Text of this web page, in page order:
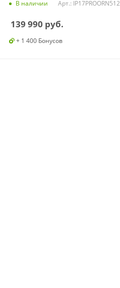
В наличии Арт.: IP17PROORN512
139 990 руб.
+ 1 400 Бонусов